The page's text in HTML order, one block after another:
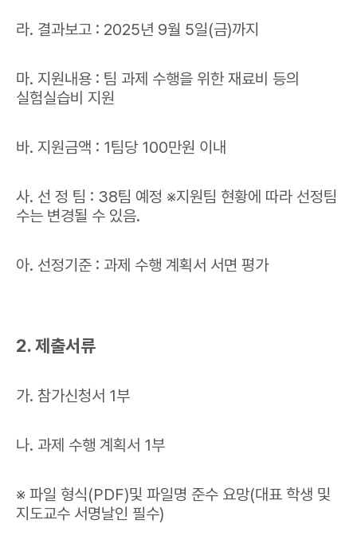
라. 결과보고 : 2025년 9월 5일(금)까지
마. 지원내용 : 팀 과제 수행을 위한 재료비 등의
실험실습비 지원
바. 지원금액 : 1팀당 100만원 이내
사. 선 정 팀 : 38팀 예정 ※지원팀 현황에 따라 선정팀
수는 변경될 수 있음.
아. 선정기준 : 과제 수행 계획서 서면 평가
2. 제출서류
가. 참가신청서 1부
나. 과제 수행 계획서 1부
※ 파일 형식(PDF)및 파일명 준수 요망(대표 학생 및
지도교수 서명날인 필수)